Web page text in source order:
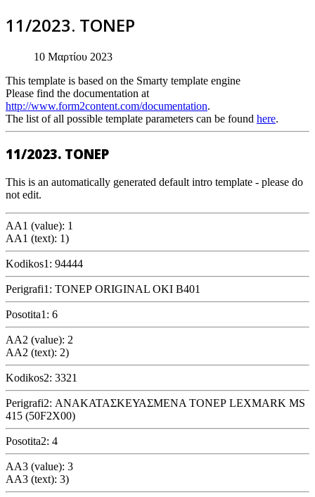
11/2023. TOΝΕΡ
10 Μαρτίου 2023
This template is based on the Smarty template engine
Please find the documentation at
http://www.form2content.com/documentation.
The list of all possible template parameters can be found here.
11/2023. TOΝΕΡ
This is an automatically generated default intro template - please do
not edit.
AA1 (value): 1
AA1 (text): 1)
Kodikos1: 94444
Perigrafi1: ΤΟΝΕΡ ORIGINAL OKI B401
Posotita1: 6
AA2 (value): 2
AA2 (text): 2)
Kodikos2: 3321
Perigrafi2: ΑΝΑΚΑΤΑΣΚΕΥΑΣΜΕΝΑ ΤΟΝΕΡ LEXMARK MS
415 (50F2X00)
Posotita2: 4
AA3 (value): 3
AA3 (text): 3)